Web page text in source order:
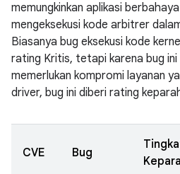
memungkinkan aplikasi
mengeksekusi kode arbitrer
Biasanya bug eksekusi kode
rating Kritis, tetapi karena bug
memerlukan kompromi layanan
driver, bug ini diberi rating
CVE Bug